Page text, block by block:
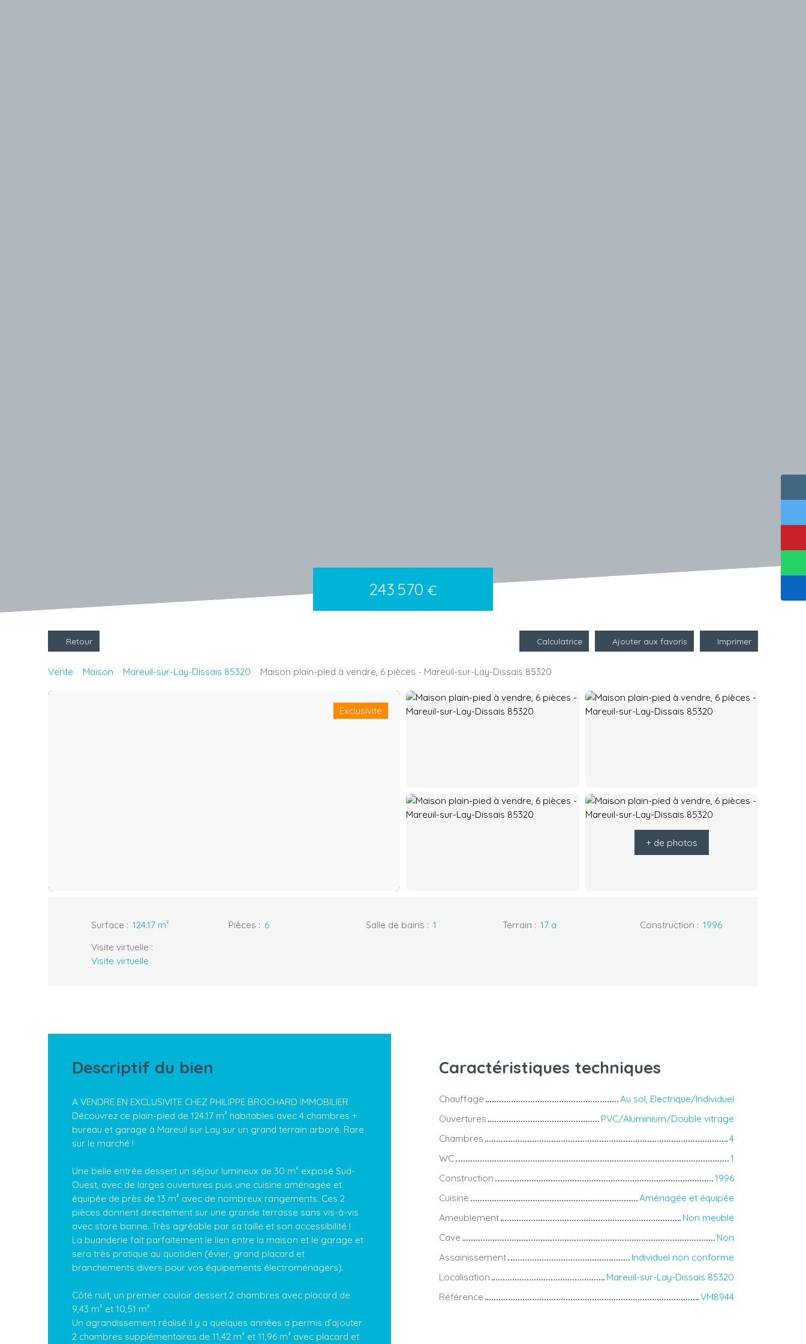
243 570 €
Retour Calculatrice Ajouter aux favoris Imprimer
Vente Maison Mareuil-sur-Lay-Dissais 85320 Maison plain-pied à vendre, 6 pièces - Mareuil-sur-Lay-Dissais 85320
Exclusivité
+ de photos
Surface : 124.17 m² Pièces : 6 Salle de bains : 1 Terrain : 17 a Construction : 1996
Visite virtuelle :
Visite virtuelle
Descriptif du bien
A VENDRE EN EXCLUSIVITE CHEZ PHILIPPE BROCHARD IMMOBILIER
Découvrez ce plain-pied de 124.17 m² habitables avec 4 chambres +
bureau et garage à Mareuil sur Lay sur un grand terrain arboré. Rare
sur le marché !
Une belle entrée dessert un séjour lumineux de 30 m² exposé Sud-
Ouest, avec de larges ouvertures puis une cuisine aménagée et
équipée de près de 13 m² avec de nombreux rangements. Ces 2
pièces donnent directement sur une grande terrasse sans vis-à-vis
avec store banne. Très agréable par sa taille et son accessibilité !
La buanderie fait parfaitement le lien entre la maison et le garage et
sera très pratique au quotidien (évier, grand placard et
branchements divers pour vos équipements électroménagers).
Côté nuit, un premier couloir dessert 2 chambres avec placard de
9,43 m² et 10,51 m².
Un agrandissement réalisé il y a quelques années a permis d’ajouter
2 chambres supplémentaires de 11,42 m² et 11,96 m² avec placard et
Caractéristiques techniques
Chauffage
Au sol, Electrique/Individuel
Ouvertures
PVC/Aluminium/Double vitrage
Chambres
4
WC
1
Construction
1996
Cuisine
Aménagée et équipée
Ameublement
Non meublé
Cave
Non
Assainissement
Individuel non conforme
Localisation
Mareuil-sur-Lay-Dissais 85320
Référence
VM8944